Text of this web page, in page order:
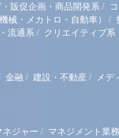
販促企画・商品開発系 /
械・メカトロ・自動車） /
流通系 / クリエイティブ系
金融 / 建設・不動産 / メデ
ネジャー / マネジメント業